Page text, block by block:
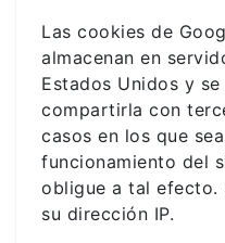
Las cookies de
almacenan en
Estados Unidos y
compartirla con
casos en los que
funcionamiento del
obligue a tal efecto.
su dirección IP.